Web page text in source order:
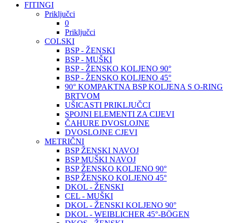
FITINGI
Priključci
0
Priključci
COLSKI
BSP - ŽENSKI
BSP - MUŠKI
BSP - ŽENSKO KOLJENO 90°
BSP - ŽENSKO KOLJENO 45°
90° KOMPAKTNA BSP KOLJENA S O-RING
BRTVOM
UŠICASTI PRIKLJUČCI
SPOJNI ELEMENTI ZA CIJEVI
ČAHURE DVOSLOJNE
DVOSLOJNE CJEVI
METRIČNI
BSP ŽENSKI NAVOJ
BSP MUŠKI NAVOJ
BSP ŽENSKO KOLJENO 90°
BSP ŽENSKO KOLJENO 45°
DKOL - ŽENSKI
CEL - MUŠKI
DKOL - ŽENSKI KOLJENO 90°
DKOL - WEIBLICHER 45°-BÖGEN